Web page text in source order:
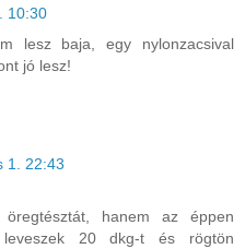
10:30
lesz baja, egy nylonzacsival
jó lesz!
1. 22:43
hanem az éppen
leveszek 20 dkg-t és rögtön